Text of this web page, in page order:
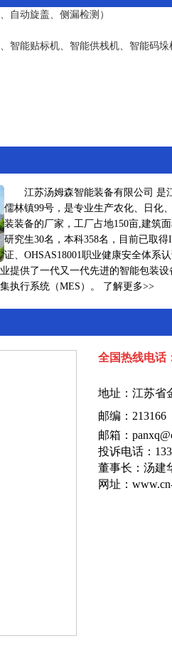
自动旋盖、侧漏检测）
智能贴标机、智能供栈机、智能码垛
江苏汤姆森智能装备有限公司 是
儒林镇99号，是专业生产农化、日化
装装备的厂家，工厂占地150亩,建筑
研究生30名，本科358名，目前已取
证、OHSAS18001职业健康安全体系
提供了一代又一代先进的智能包装
执行系统（MES）。 了解更多>>
全国热线电话
地址： 江苏省
邮编：213166
邮箱：
投诉电话：
董事长：汤建
网址：